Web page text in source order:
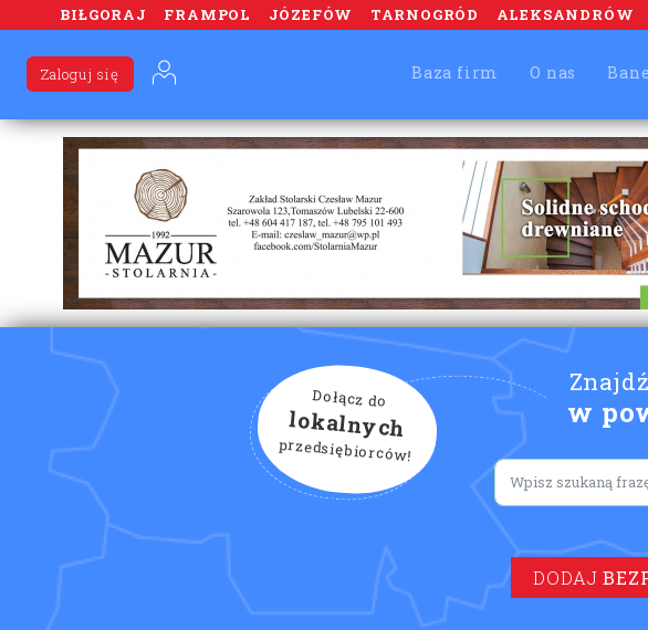
BIŁGORAJ FRAMPOL JÓZEFÓW TARNOGRÓD ALEKSANDRÓW
Baza firm O nas
Zaloguj się
w
Dołącz do
lokalnych
przedsiębiorców!
Lorem ipsum
DODAJ